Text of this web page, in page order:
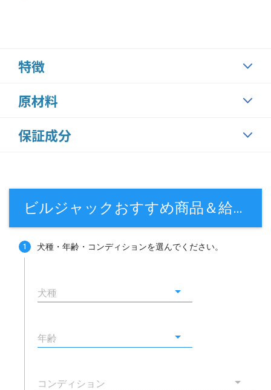
特徴
原材料
保証成分
ビルジャックおすすめ商品＆給餌量計算
1 犬種・年齢・コンディションを選んでください。
犬種
年齢
コンディション